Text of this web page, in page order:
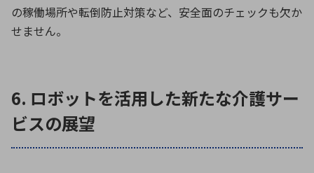
の稼働場所や転倒防止対策など、安全面のチェックも欠か
せません。
6. ロボットを活用した新たな介護サー
ビスの展望